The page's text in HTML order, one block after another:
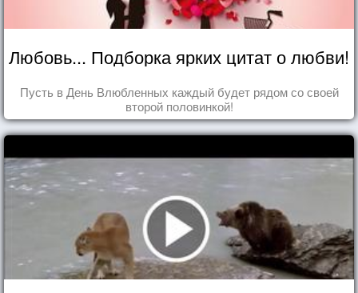
Любовь... Подборка ярких цитат о любви!
Пусть в День Влюбленных каждый будет рядом со своей
второй половинкой!